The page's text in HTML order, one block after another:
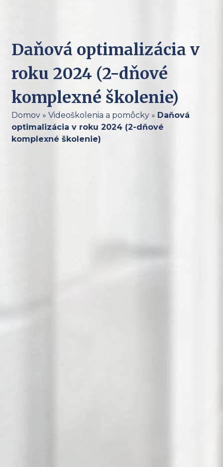
Daňová optimalizácia v
roku 2024 (2-dňové
komplexné školenie)
Domov» Videoškolenia a pomôcky» Daňová
optimalizácia v roku 2024 (2-dňové
komplexné školenie)